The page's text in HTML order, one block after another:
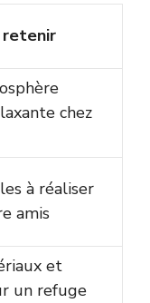
chez
à réaliser
amis
et
un refuge